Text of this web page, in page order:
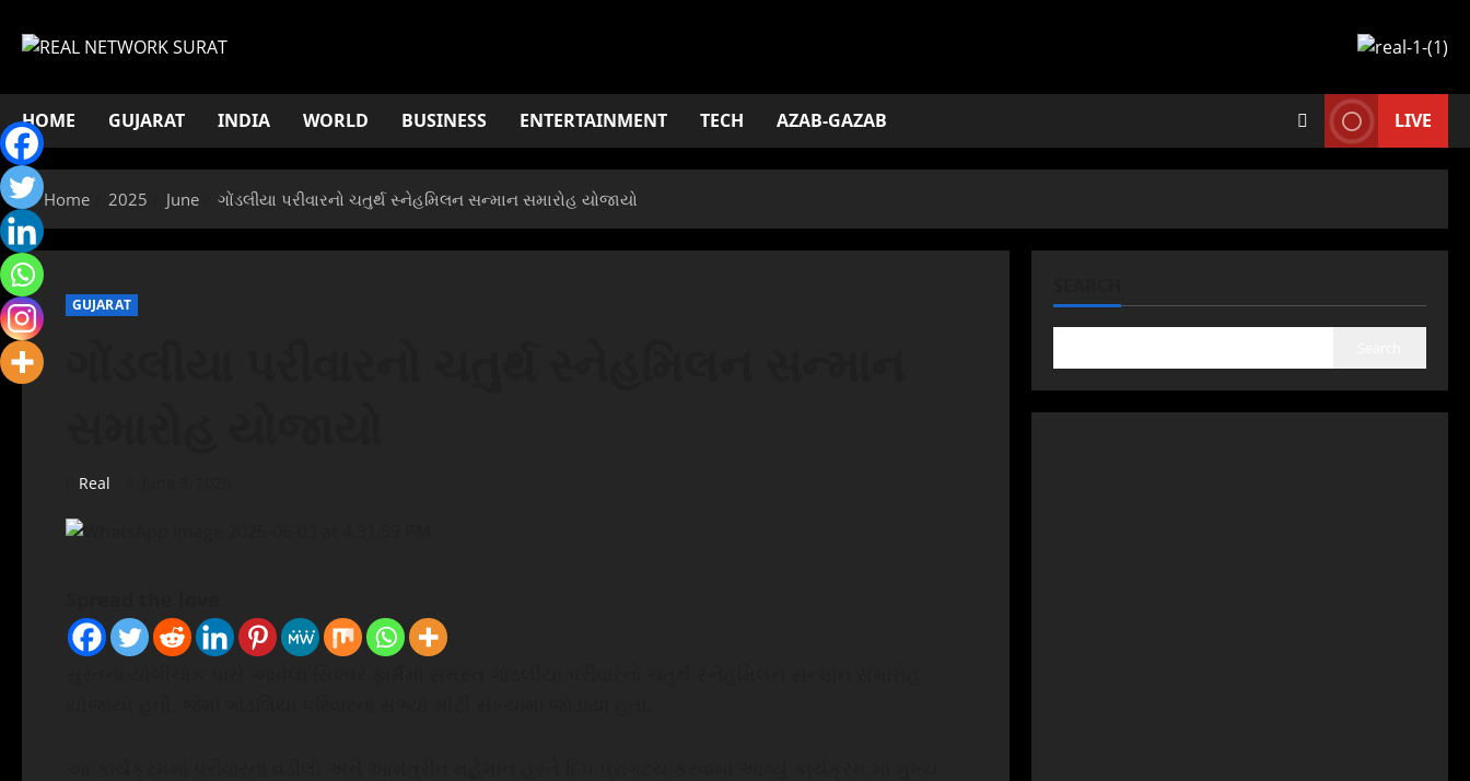
HOME GUJARAT INDIA WORLD BUSINESS ENTERTAINMENT TECH AZAB-GAZAB LIVE
Home 2025 June ગોંડલીયા પરીવારનો ચતુર્થ સ્નેહમિલન સન્માન સમારોહ યોજાયો
GUJARAT
Real